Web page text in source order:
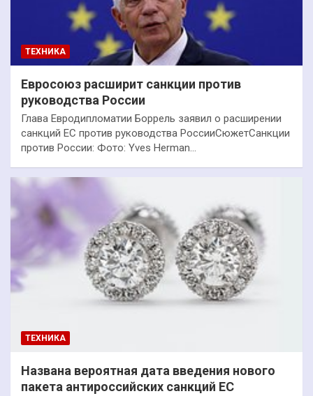
ТЕХНИКА
Евросоюз расширит санкции против
руководства России
Глава Евродипломатии Боррель заявил о расширении
санкций ЕС против руководства РоссииСюжетСанкции
против России: Фото: Yves Herman…
ТЕХНИКА
Названа вероятная дата введения нового
пакета антироссийских санкций ЕС